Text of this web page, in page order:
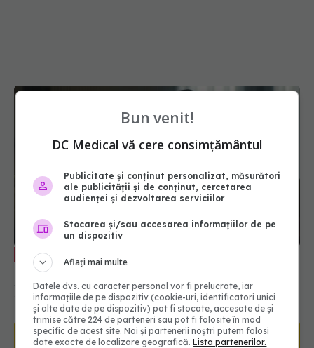
EXCLUSIV Ce trebuie să știi dacă ai avut o rudă
diagnosticată cu cancer. Conf. dr. Viorica Rădoi:
28 iun 2025, 17:59
Bun venit!
DC Medical vă cere consimțământul
Publicitate și conținut personalizat, măsurători
ale publicității și de conținut, cercetarea
audienței și dezvoltarea serviciilor
Stocarea și/sau accesarea informațiilor de pe
un dispozitiv
Aflați mai multe
Datele dvs. cu caracter personal vor fi prelucrate, iar
informațiile de pe dispozitiv (cookie-uri, identificatori unici
și alte date de pe dispozitiv) pot fi stocate, accesate de și
trimise către 224 de parteneri sau pot fi folosite în mod
specific de acest site. Noi și partenerii noștri putem folosi
date exacte de localizare geografică.Lista partenerilor.